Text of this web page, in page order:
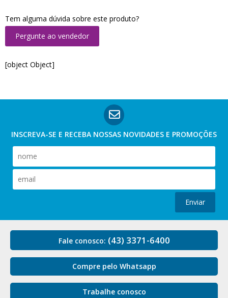
Tem alguma dúvida sobre este produto?
Pergunte ao vendedor
[object Object]
INSCREVA-SE E RECEBA NOSSAS NOVIDADES E PROMOÇÕES
Enviar
Fale conosco: (43) 3371-6400
Compre pelo Whatsapp
Trabalhe conosco